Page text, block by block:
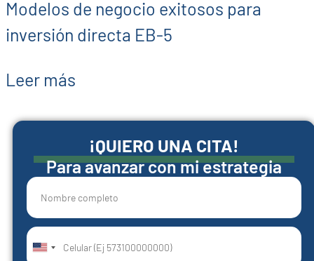
Modelos de negocio exitosos para
inversión directa EB-5
Leer más
¡QUIERO UNA CITA!
Para avanzar con mi estrategia
United